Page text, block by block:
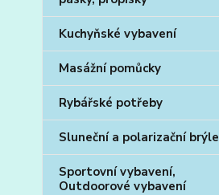
Kuchyňské vybavení
Masážní pomůcky
Rybářské potřeby
Sluneční a polarizační brýle
Sportovní vybavení,
Outdoorové vybavení